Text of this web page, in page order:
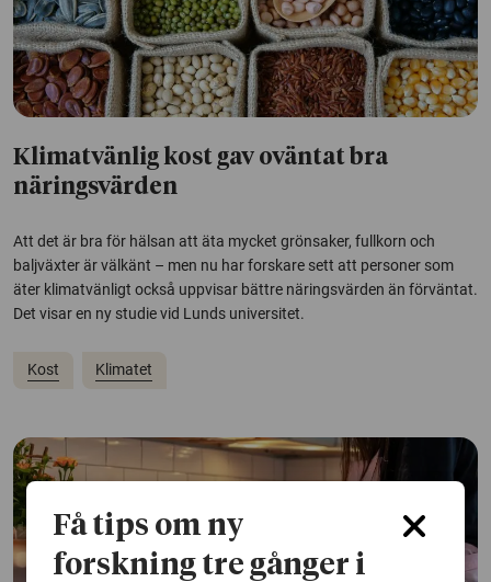
Klimatvänlig kost gav oväntat bra
näringsvärden
Att det är bra för hälsan att äta mycket grönsaker, fullkorn och
baljväxter är välkänt – men nu har forskare sett att personer som
äter klimatvänligt också uppvisar bättre näringsvärden än förväntat.
Det visar en ny studie vid Lunds universitet.
Kost Klimatet
Få tips om ny
forskning tre gånger i